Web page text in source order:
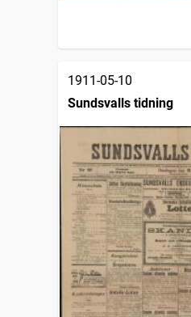
1911-05-10
Sundsvalls tidning